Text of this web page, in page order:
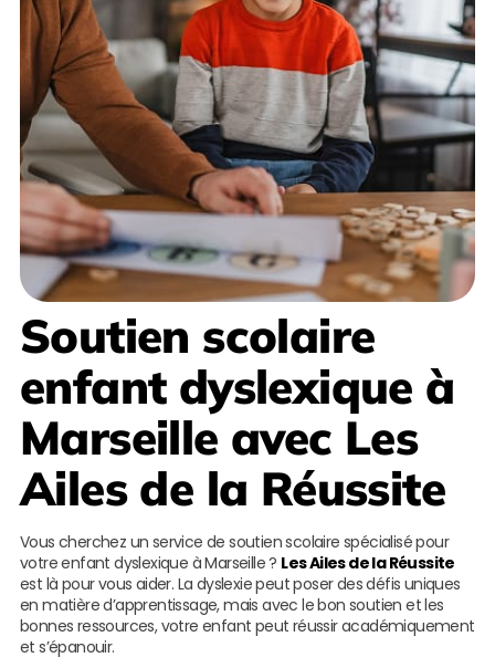
Soutien scolaire
enfant dyslexique à
Marseille avec Les
Ailes de la Réussite
Vous cherchez un service de soutien scolaire spécialisé pour
votre enfant dyslexique à Marseille ? Les Ailes de la Réussite
est là pour vous aider. La dyslexie peut poser des défis uniques
en matière d’apprentissage, mais avec le bon soutien et les
bonnes ressources, votre enfant peut réussir académiquement
et s’épanouir.